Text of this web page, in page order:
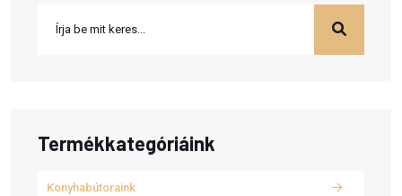
Termékkategóriáink
Konyhabútoraink